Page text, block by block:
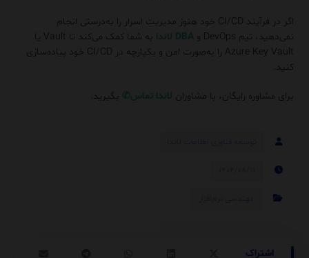
اگر در فرآیند CI/CD خود هنوز مدیریت اسرار را به‌درستی انجام
نمی‌دهید، تیم DevOps و
DBA لاندا
به شما کمک می‌کند تا Vault یا
Azure Key Vault را به‌صورت امن و یکپارچه در CI/CD خود پیاده‌سازی
کنید.
برای مشاوره رایگان، با مشاوران لاندا تماس✆ بگیرید.